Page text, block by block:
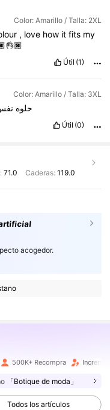
Color: Amarillo / Talla: 2XL
, love how it fits my
Útil (1)
Color: Amarillo / Talla: 3XL
حلوه
Útil (0)
71.0 Caderas: 119.0
acogedor.
500K+ Recompra
「Botique de moda」
Todos los artículos